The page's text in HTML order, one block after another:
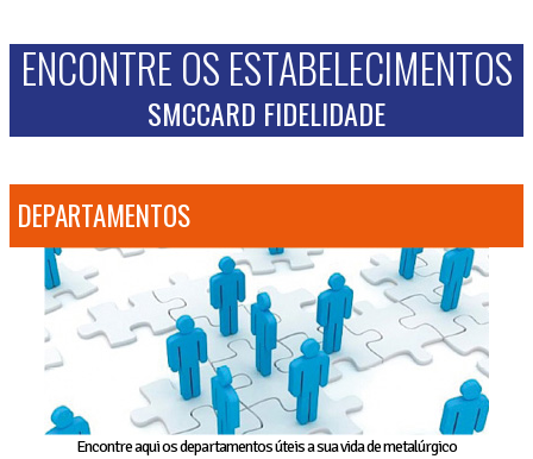
ENCONTRE OS ESTABELECIMENTOS
SMCCARD FIDELIDADE
DEPARTAMENTOS
Encontre aqui os departamentos úteis a sua vida de metalúrgico